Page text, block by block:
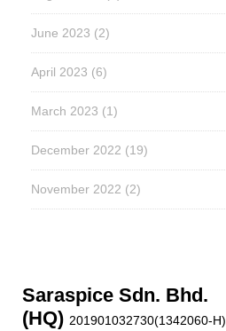
June 2023 (2)
April 2023 (6)
March 2023 (1)
December 2022 (19)
November 2022 (2)
Saraspice Sdn. Bhd.
(HQ) 201901032730(1342060-H)